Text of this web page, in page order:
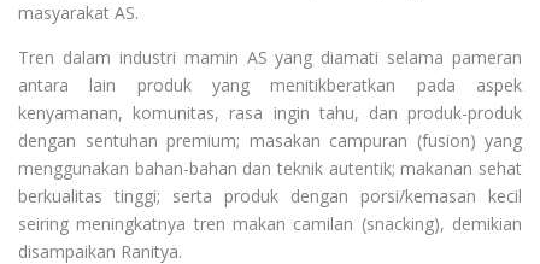
masyarakat AS.
Tren dalam industri mamin AS yang diamati selama pameran
antara lain produk yang menitikberatkan pada aspek
kenyamanan, komunitas, rasa ingin tahu, dan produk-produk
dengan sentuhan premium; masakan campuran (fusion) yang
menggunakan bahan-bahan dan teknik autentik; makanan sehat
berkualitas tinggi; serta produk dengan porsi/kemasan kecil
seiring meningkatnya tren makan camilan (snacking), demikian
disampaikan Ranitya.